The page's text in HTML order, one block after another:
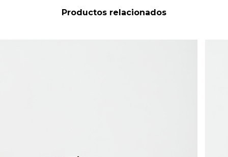
Productos relacionados